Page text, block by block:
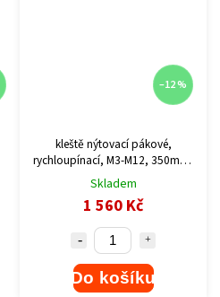
–12 %
kleště nýtovací pákové,
rychloupínací, M3-M12, 350mm,
CrMoV
Skladem
1 560 Kč
Do košíku